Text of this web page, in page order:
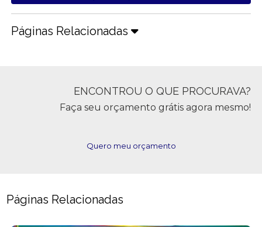
Páginas Relacionadas
ENCONTROU O QUE PROCURAVA?
Faça seu orçamento grátis agora mesmo!
Quero meu orçamento
Páginas Relacionadas